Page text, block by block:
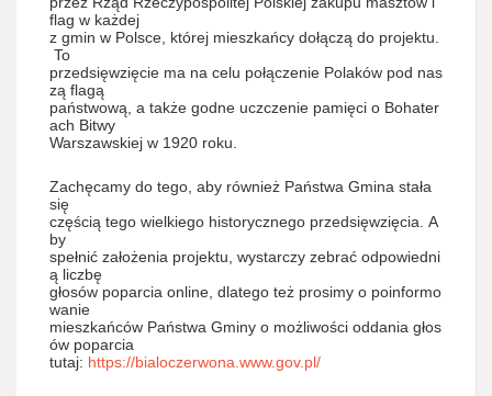
flag w każdej
z gmin w Polsce, której mieszkańcy dołączą do projektu.
To
przedsięwzięcie ma na celu połączenie Polaków pod nas
zą flagą
państwową, a także godne uczczenie pamięci o Bohater
ach Bitwy
Warszawskiej w 1920 roku.
Zachęcamy do tego, aby również Państwa Gmina stała
się
częścią tego wielkiego historycznego przedsięwzięcia. A
by
spełnić założenia projektu, wystarczy zebrać odpowiedni
ą liczbę
głosów poparcia online, dlatego też prosimy o poinformo
wanie
mieszkańców Państwa Gminy o możliwości oddania głos
ów poparcia
tutaj: https://bialoczerwona.www.gov.pl/